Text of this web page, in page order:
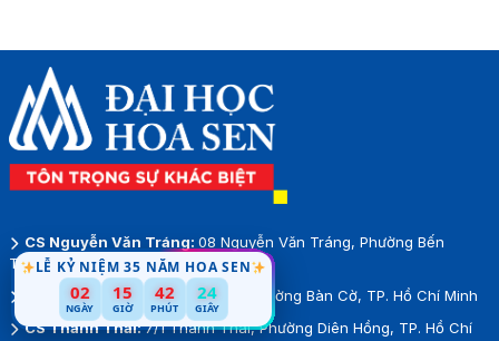
LỄ KỶ NIỆM 35 NĂM HOA SEN
02
NGÀY
15
GIỜ
42
PHÚT
21
GIÂY
CS Nguyễn Văn Tráng: 08 Nguyễn Văn Tráng, Phường Bến
Thành, TP.Hồ Chí Minh
CS Cao Thắng:
93 Cao Thắng, Phường Bàn Cờ, TP. Hồ Chí Minh
CS Thành Thái:7/1 Thành Thái, Phường Diên Hồng, TP. Hồ Chí